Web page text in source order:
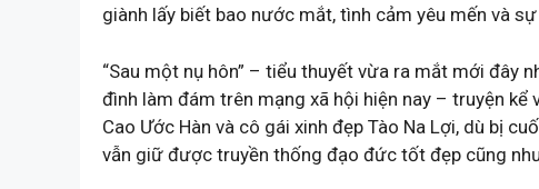
giành lấy biết bao nước mắt, tình cảm yêu mến và
“Sau một nụ hôn” – tiểu thuyết vừa ra mắt mới đây
đình làm đám trên mạng xã hội hiện nay – truyện
Cao Ước Hàn và cô gái xinh đẹp Tào Na Lợi, dù bị
vẫn giữ được truyền thống đạo đức tốt đẹp cũng